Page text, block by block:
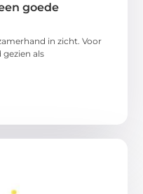
goede
in zicht. Voor
als